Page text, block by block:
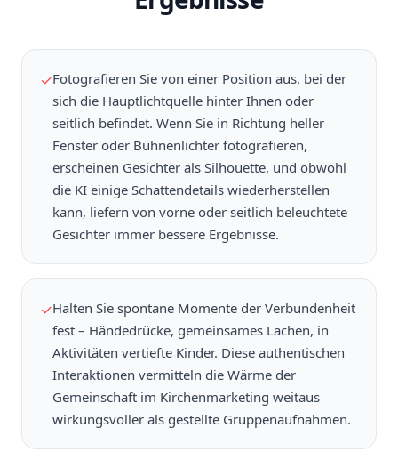
✓Fotografieren Sie von einer Position aus, bei der
sich die Hauptlichtquelle hinter Ihnen oder
seitlich befindet. Wenn Sie in Richtung heller
Fenster oder Bühnenlichter fotografieren,
erscheinen Gesichter als Silhouette, und obwohl
die KI einige Schattendetails wiederherstellen
kann, liefern von vorne oder seitlich beleuchtete
Gesichter immer bessere Ergebnisse.
✓Halten Sie spontane Momente der Verbundenheit
fest – Händedrücke, gemeinsames Lachen, in
Aktivitäten vertiefte Kinder. Diese authentischen
Interaktionen vermitteln die Wärme der
Gemeinschaft im Kirchenmarketing weitaus
wirkungsvoller als gestellte Gruppenaufnahmen.